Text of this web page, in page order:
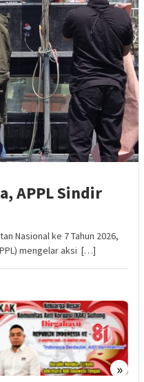
APPL Sindir
Nasional ke 7 Tahun 2026,
mengelar aksi […]
»